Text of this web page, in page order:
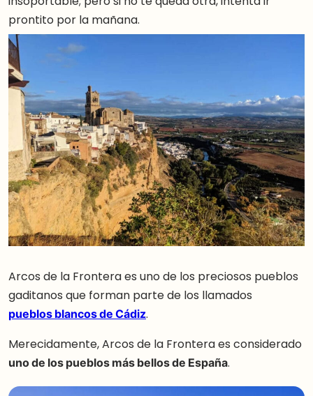
prontito por la mañana.
Arcos de la Frontera es uno de los preciosos pueblos
gaditanos que forman parte de los llamados
pueblos blancos de Cádiz.
Merecidamente, Arcos de la Frontera es considerado
uno de los pueblos más bellos de España.